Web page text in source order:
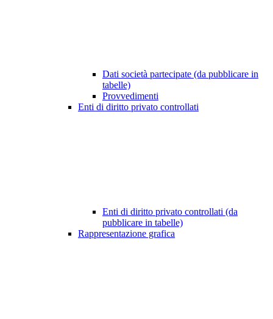
Dati società partecipate (da pubblicare in
tabelle)
Provvedimenti
Enti di diritto privato controllati
Enti di diritto privato controllati (da
pubblicare in tabelle)
Rappresentazione grafica